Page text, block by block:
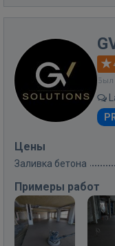
Был
Цены
Заливка бетона
Примеры работ